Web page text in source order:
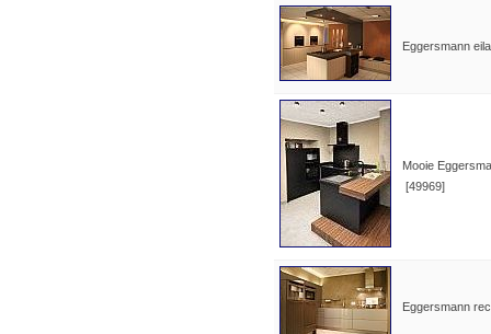
Eggersmann
Mooie
[49969]
Eggersmann